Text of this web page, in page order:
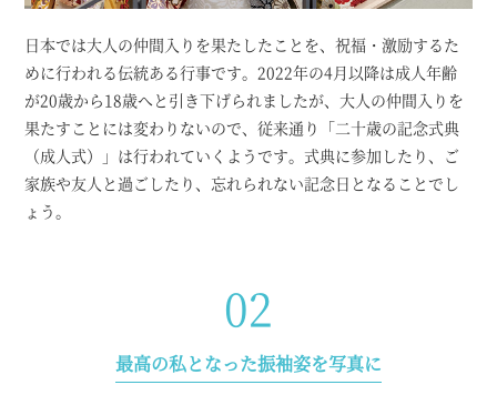
日本では大人の仲間入りを果たしたことを、祝福・激励するた
めに行われる伝統ある行事です。2022年の4月以降は成人年齢
が20歳から18歳へと引き下げられましたが、大人の仲間入りを
果たすことには変わりないので、従来通り「二十歳の記念式典
（成人式）」は行われていくようです。式典に参加したり、ご
家族や友人と過ごしたり、忘れられない記念日となることでし
ょう。
02
最高の私となった振袖姿を写真に